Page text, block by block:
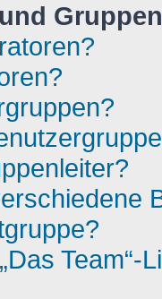
Gruppen
Team“-